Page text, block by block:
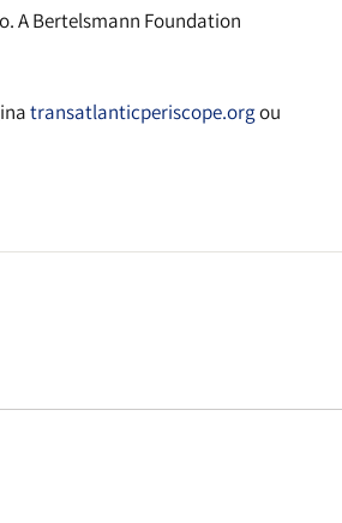
A Bertelsmann Foundation
transatlanticperiscope.orgou